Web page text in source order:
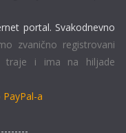
portal. Svakodnevno
zvanično registrovani
traje i ima na hiljade
a